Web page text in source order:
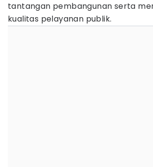
tantangan pembangunan serta
kualitas pelayanan publik.